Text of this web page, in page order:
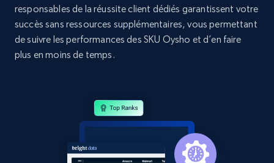
2.1K+ 355+ Commencer
price, Currency, Availability, Reviews count, and
Commencer
responsables de la réussite client dédiés garantissent votre
succès sans ressources supplémentaires, vous permettant
de suivre les performances des SKU Oysho et d’en faire
plus en moins de temps.